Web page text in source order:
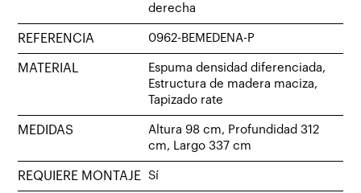
derecha
REFERENCIA 0962-BEMEDENA-P
MATERIAL
Espuma densidad diferenciada,
Estructura de madera maciza,
Tapizado rate
MEDIDAS
Altura 98 cm, Profundidad 312
cm, Largo 337 cm
REQUIERE MONTAJE Sí